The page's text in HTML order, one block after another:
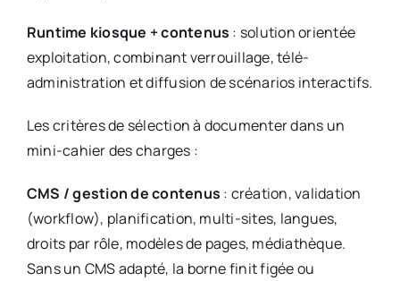
Runtime kiosque + contenus : solution orientée
exploitation, combinant verrouillage, télé-
administration et diffusion de scénarios interactifs.
Les critères de sélection à documenter dans un
mini-cahier des charges :
CMS / gestion de contenus : création, validation
(workflow), planification, multi-sites, langues,
droits par rôle, modèles de pages, médiathèque.
Sans un CMS adapté, la borne finit figée ou